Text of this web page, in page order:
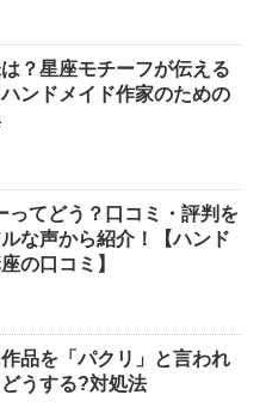
？星座モチーフが伝える
ンドメイド作家のための
ってどう？口コミ・評判を
な声から紹介！【ハンド
の口コミ】
品を「パクリ」と言われ
うする?対処法